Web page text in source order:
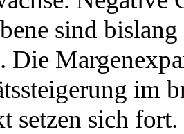
sind
Die
im
setzen sich fort.